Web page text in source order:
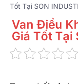
Tốt Tại SON
Van Điều
Giá Tốt Tại